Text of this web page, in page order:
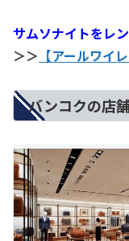
サムソナイトをレ
＞＞ 【アールワイ
バンコクの店